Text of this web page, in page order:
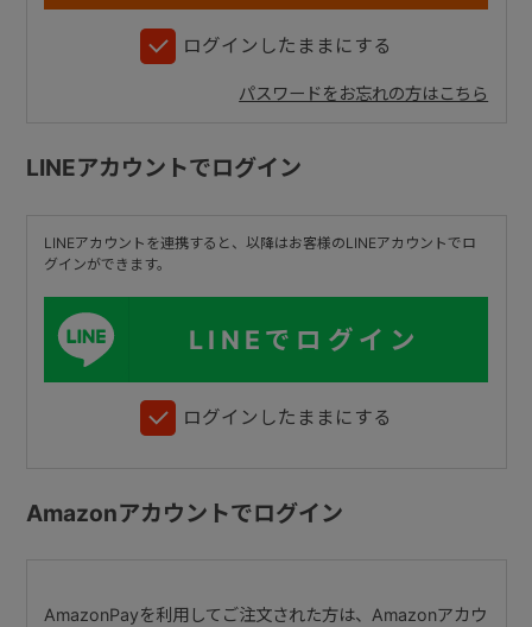
ログインしたままにする
パスワードをお忘れの方はこちら
LINEアカウントでログイン
LINEアカウントを連携すると、以降はお客様のLINEアカウントでロ
グインができます。
LINEでログイン
ログインしたままにする
Amazonアカウントでログイン
AmazonPayを利用してご注文された方は、Amazonアカウ